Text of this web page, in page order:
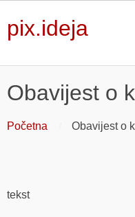
pix.ideja
Obavijest o
Početna Obavijest o
tekst